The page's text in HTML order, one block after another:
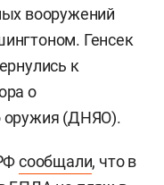
вооружений
Генсек
к
о
оружия (ДНЯО).
сообщали, что в